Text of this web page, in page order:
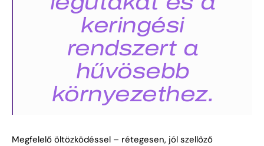
keringési
rendszert a
hűvösebb
környezethez.
Megfelelő öltözködéssel – rétegesen, jól szellőző